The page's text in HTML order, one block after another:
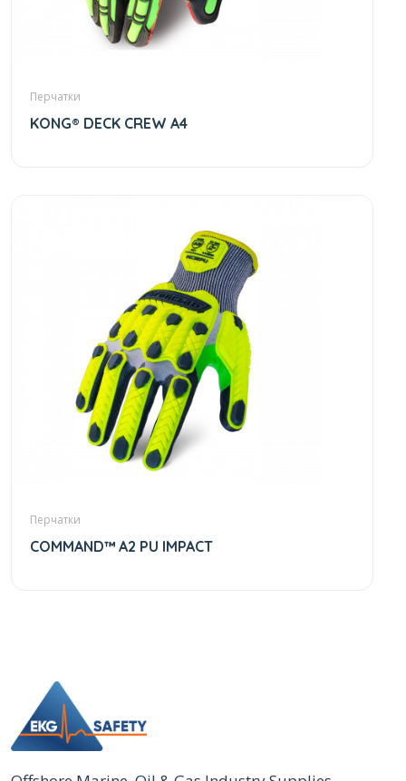
Перчатки
KONG® DECK CREW A4
Перчатки
COMMAND™ A2 PU IMPACT